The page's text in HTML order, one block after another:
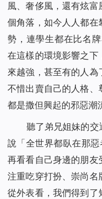
風、奢侈風，還有炫
個角落，如今人人都
勢，連學生都在比名
在這樣的環境影響之
來越強，甚至有的人為
不惜出賣自己的人格
都是撒但興起的邪惡潮
聽了弟兄姐妹的交
說「 全世界都臥在那惡
再看看自己身邊的朋
注重吃穿打扮、崇尚名
從外表看，我們得到了